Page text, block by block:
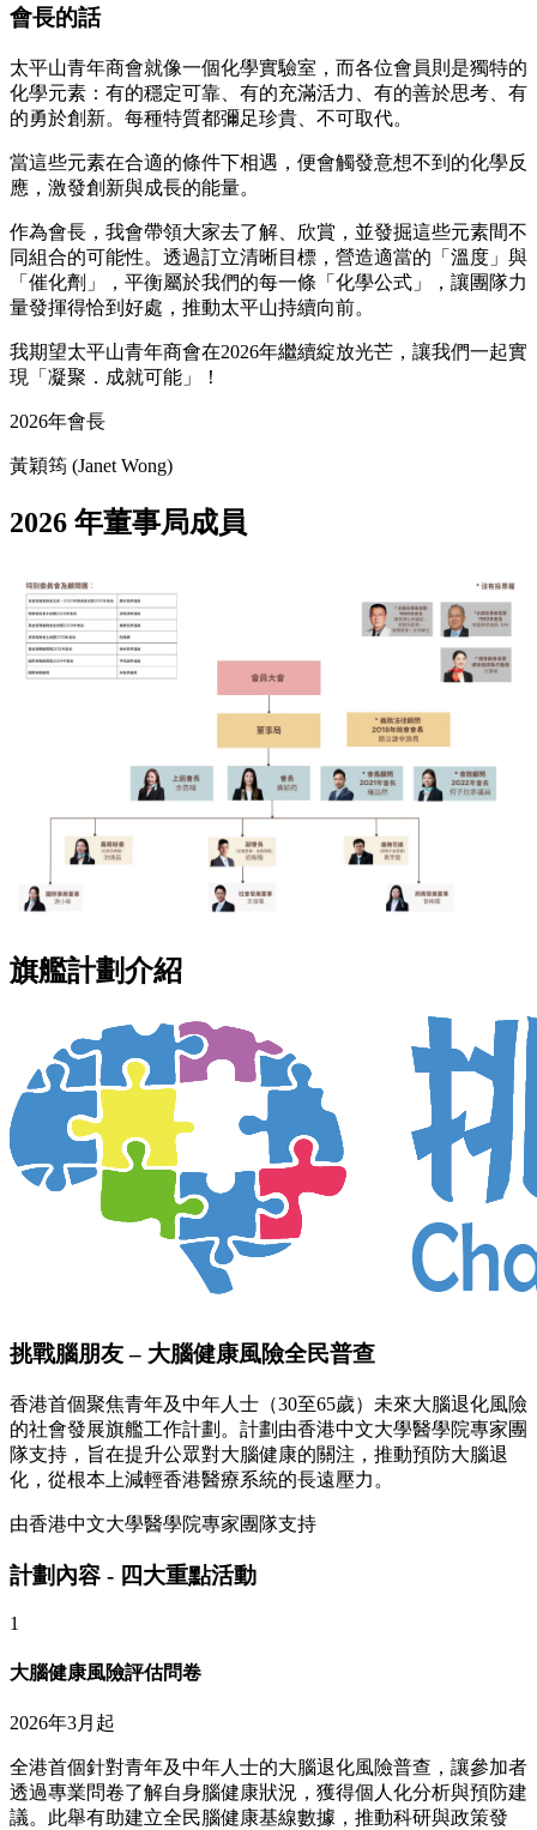
會長的話
太平山青年商會就像一個化學實驗室，而各位會員則是獨特的
化學元素：有的穩定可靠、有的充滿活力、有的善於思考、有
的勇於創新。每種特質都彌足珍貴、不可取代。
當這些元素在合適的條件下相遇，便會觸發意想不到的化學反
應，激發創新與成長的能量。
作為會長，我會帶領大家去了解、欣賞，並發掘這些元素間不
同組合的可能性。透過訂立清晰目標，營造適當的「溫度」與
「催化劑」，平衡屬於我們的每一條「化學公式」，讓團隊力
量發揮得恰到好處，推動太平山持續向前。
我期望太平山青年商會在2026年繼續綻放光芒，讓我們一起實
現「凝聚．成就可能」！
2026年會長
黃穎筠 (Janet Wong)
2026 年董事局成員
旗艦計劃介紹
挑戰腦朋友 – 大腦健康風險全民普查
香港首個聚焦青年及中年人士（30至65歲）未來大腦退化風險
的社會發展旗艦工作計劃。計劃由香港中文大學醫學院專家團
隊支持，旨在提升公眾對大腦健康的關注，推動預防大腦退
化，從根本上減輕香港醫療系統的長遠壓力。
由香港中文大學醫學院專家團隊支持
計劃內容 - 四大重點活動
1
大腦健康風險評估問卷
2026年3月起
全港首個針對青年及中年人士的大腦退化風險普查，讓參加者
透過專業問卷了解自身腦健康狀況，獲得個人化分析與預防建
議。此舉有助建立全民腦健康基線數據，推動科研與政策發